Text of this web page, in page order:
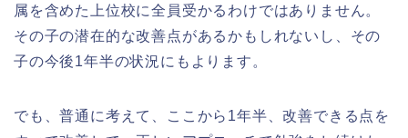
属を含めた上位校に全員受かるわけではありません。
その子の潜在的な改善点があるかもしれないし、その
子の今後1年半の状況にもよります。
でも、普通に考えて、ここから1年半、改善できる点を